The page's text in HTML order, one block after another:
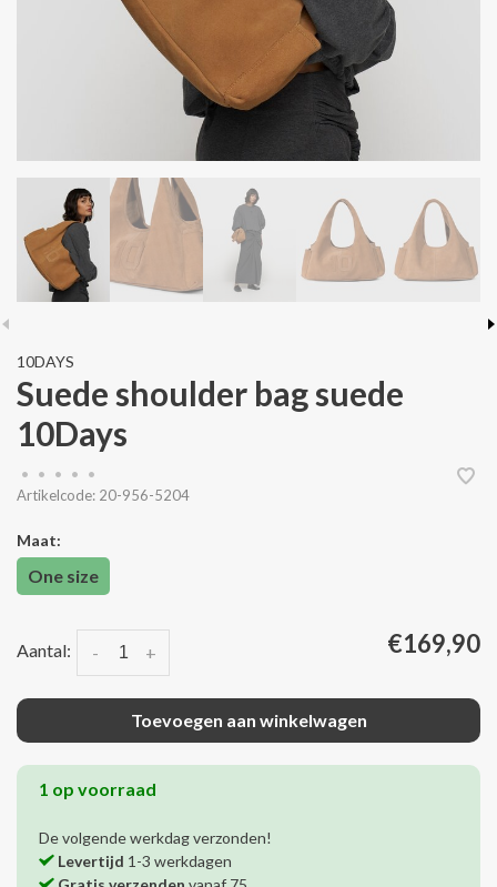
10DAYS
Suede shoulder bag suede
10Days
• • • •
•
Artikelcode: 20-956-5204
Maat:
One size
Aantal: +
- €169,90
Toevoegen aan winkelwagen
1 op voorraad
De volgende werkdag verzonden!
Levertijd 1-3 werkdagen